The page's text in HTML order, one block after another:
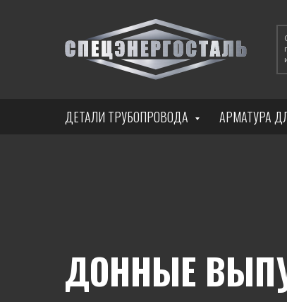
ДЕТАЛИ ТРУБОПРОВОДА АРМАТУРА
ДОННЫЕ